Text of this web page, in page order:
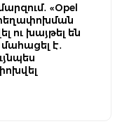
«Opel
ու խայթել են
է․